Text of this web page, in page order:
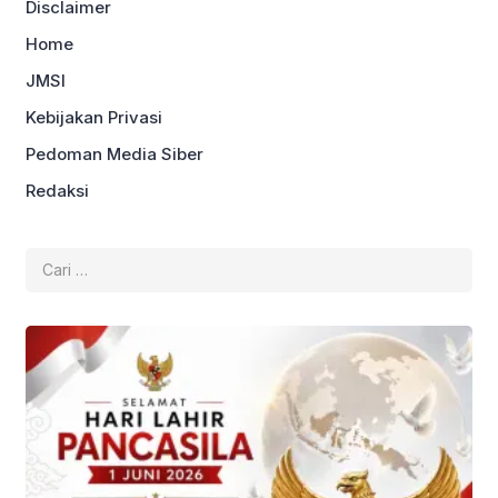
Disclaimer
Home
JMSI
Kebijakan Privasi
Pedoman Media Siber
Redaksi
untuk: